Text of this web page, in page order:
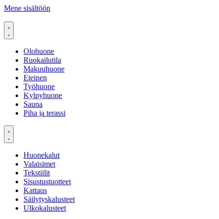
Mene sisältöön
Olohuone
Ruokailutila
Makuuhuone
Eteinen
Työhuone
Kylpyhuone
Sauna
Piha ja terassi
Huonekalut
Valaisimet
Tekstiilit
Sisustustuotteet
Kattaus
Säilytyskalusteet
Ulkokalusteet